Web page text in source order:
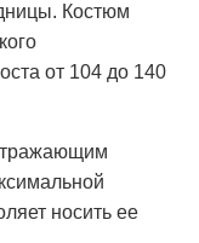
Костюм
от 104 до 140
носить ее